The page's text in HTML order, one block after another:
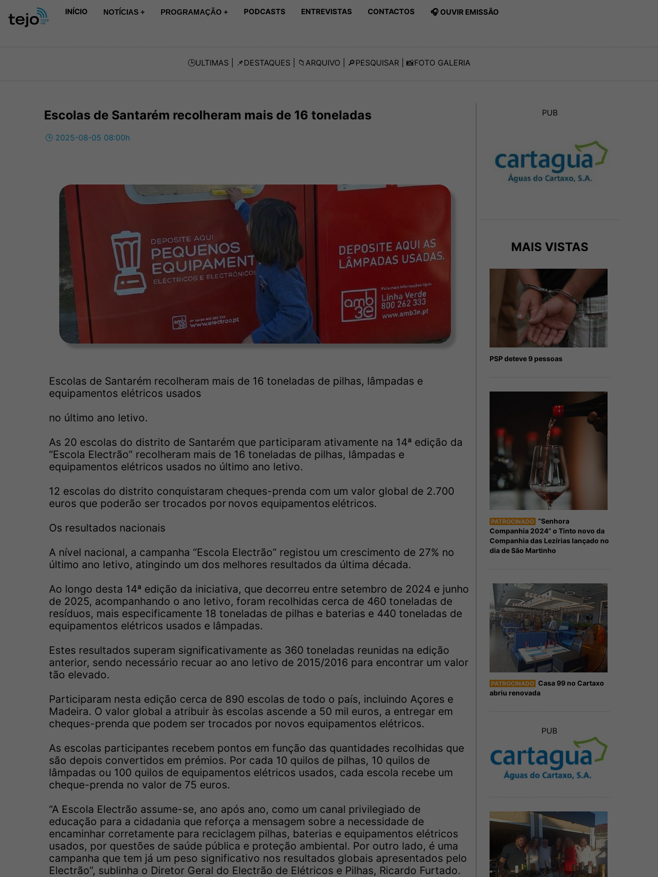
INÍCIO NOTÍCIAS + PROGRAMAÇÃO + PODCASTS ENTREVISTAS CONTACTOS 🎧 OUVIR EMISSÃO
🕒ULTIMAS | 📌DESTAQUES | 📁 ARQUIVO | 🔎PESQUISAR | 📸FOTO GALERIA
Escolas de Santarém recolheram mais de 16 toneladas
🕒 2025-08-05 08:00h
Escolas de Santarém recolheram mais de 16 toneladas de pilhas, lâmpadas e
equipamentos elétricos usados
no último ano letivo.
As 20 escolas do distrito de Santarém que participaram ativamente na 14ª edição da
“Escola Electrão” recolheram mais de 16 toneladas de pilhas, lâmpadas e
equipamentos elétricos usados no último ano letivo.
12 escolas do distrito conquistaram cheques-prenda com um valor global de 2.700
euros que poderão ser trocados por novos equipamentos elétricos.
Os resultados nacionais
A nível nacional, a campanha “Escola Electrão” registou um crescimento de 27% no
último ano letivo, atingindo um dos melhores resultados da última década.
Ao longo desta 14ª edição da iniciativa, que decorreu entre setembro de 2024 e junho
de 2025, acompanhando o ano letivo, foram recolhidas cerca de 460 toneladas de
resíduos, mais especificamente 18 toneladas de pilhas e baterias e 440 toneladas de
equipamentos elétricos usados e lâmpadas.
Estes resultados superam significativamente as 360 toneladas reunidas na edição
anterior, sendo necessário recuar ao ano letivo de 2015/2016 para encontrar um valor
tão elevado.
Participaram nesta edição cerca de 890 escolas de todo o país, incluindo Açores e
Madeira. O valor global a atribuir às escolas ascende a 50 mil euros, a entregar em
cheques-prenda que podem ser trocados por novos equipamentos elétricos.
As escolas participantes recebem pontos em função das quantidades recolhidas que
são depois convertidos em prémios. Por cada 10 quilos de pilhas, 10 quilos de
lâmpadas ou 100 quilos de equipamentos elétricos usados, cada escola recebe um
cheque-prenda no valor de 75 euros.
“A Escola Electrão assume-se, ano após ano, como um canal privilegiado de
educação para a cidadania que reforça a mensagem sobre a necessidade de
encaminhar corretamente para reciclagem pilhas, baterias e equipamentos elétricos
usados, por questões de saúde pública e proteção ambiental. Por outro lado, é uma
campanha que tem já um peso significativo nos resultados globais apresentados pelo
Electrão”, sublinha o Diretor Geral do Electrão de Elétricos e Pilhas, Ricardo Furtado.
PUB
MAIS VISTAS
PSP deteve 9 pessoas
PATROCINADO “Senhora
Companhia 2024” o Tinto novo da
Companhia das Lezírias lançado no
dia de São Martinho
PATROCINADO Casa 99 no Cartaxo
abriu renovada
PUB